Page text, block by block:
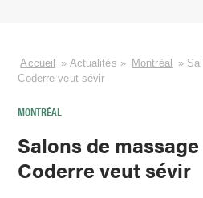
Accueil » Actualités » Montréal »
Coderre veut sévir
MONTRÉAL
Salons de
Coderre veut sévir